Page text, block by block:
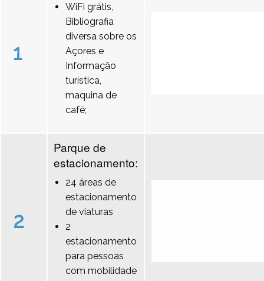
1
WiFi grátis,
Bibliografia
diversa sobre os
Açores e
Informação
turística,
maquina de
café;
2
Parque de
estacionamento:
24 áreas de
estacionamento
de viaturas
2
estacionamento
para pessoas
com mobilidade